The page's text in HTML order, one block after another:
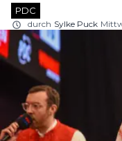
PDC
durch Sylke Puck